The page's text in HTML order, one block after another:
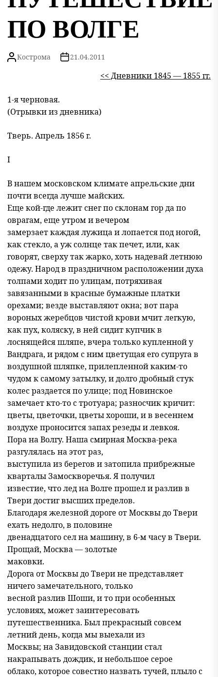
ПО ВОЛГЕ
Кострома 21.04.2011
<< Дневники 1845 — 1855 гг.
1-я черновая.
(Отрывки из дневника)
Тверь. Апрель 1856 г.
I
В нашем московском климате апрельские дни
почти всегда лучше майских.
Еще кой-где лежит снег по склонам гор да по
оврагам, еще утром и вечером
замерзает каждая лужица и лопается под ногой,
как стекло, а уж солнце так печет, или, как
говорят, сверху так жарко, хоть надевай летнюю
одежу. Народ в праздничном расположении духа
толпами ходит по улицам, потряхивая
завязанными в красные бумажные платки
орехами; везде выставляют окна; вот пара
вороных жеребцов чистой крови мчит легкую,
как пух, коляску, в ней сидит купчик в
лоснящейся шляпе, вчера только купленной у
Вандрага, и рядом с ним цветущая его супруга в
воздушной шляпке, прилепленной каким-то
чудом к самому затылку, и долго дробный стук
колес раздается по улице; под Новинское
замечает кто-то с тротуара; разносчик кричит:
цветы, цветочки, цветы хороши, и в весеннем
воздухе проносится запах резеды и левкоя.
Пора на Волгу. Наша смирная Москва-река
разгулялась на этот раз,
выступила из берегов и затопила прибрежные
кварталы Замоскворечья. Я получил
известие, что лед на Волге прошел и разлив в
Твери достиг высших пределов.
Благодаря железной дороге от Москвы до Твери
ехать недолго, в половине
двенадцатого сел на машину, в 6-м часу в Твери.
Прощай, Москва — золотые
маковки.
Дорога от Москвы до Твери не представляет
ничего замечательного, только
весной разлив Шоши, и то при особенных
условиях, может заинтересовать
путешественника. Был прекрасный совсем
летний день, когда мы выехали из
Москвы; на Завидовской станции стал
накрапывать дождик, и небольшое серое
облако, которое совестно назвать тучей, плыло с